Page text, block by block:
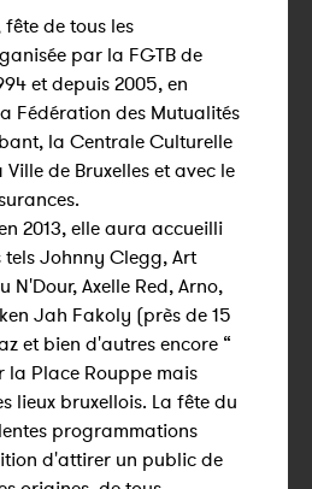
fête de tous les
par la FGTB de
et depuis 2005, en
Fédération des Mutualités
la Centrale Culturelle
de Bruxelles et avec le
2013, elle aura accueilli
Johnny Clegg, Art
N'Dour, Axelle Red, Arno,
Jah Fakoly (près de 15
et bien d'autres encore “
la Place Rouppe mais
lieux bruxellois. La fête du
programmations
d'attirer un public de